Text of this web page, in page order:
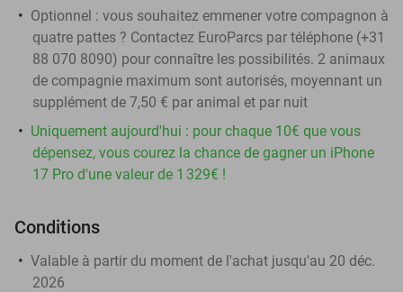
Optionnel : vous souhaitez emmener votre compagnon à
quatre pattes ? Contactez EuroParcs par téléphone (+31
88 070 8090) pour connaître les possibilités. 2 animaux
de compagnie maximum sont autorisés, moyennant un
supplément de 7,50 € par animal et par nuit
Uniquement aujourd'hui : pour chaque 10€ que vous
dépensez, vous courez la chance de gagner un iPhone
17 Pro d'une valeur de 1 329€ !
Conditions
Valable à partir du moment de l'achat jusqu'au 20 déc.
2026